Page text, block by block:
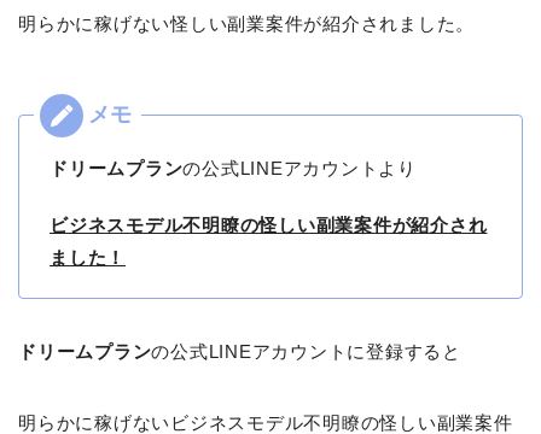
明らかに稼げない怪しい副業案件が紹介されました。
ドリームプランの公式LINEアカウントより
ビジネスモデル不明瞭の怪しい副業案件が紹介され
ました！
ドリームプランの公式LINEアカウントに登録すると
明らかに稼げないビジネスモデル不明瞭の怪しい副業案件